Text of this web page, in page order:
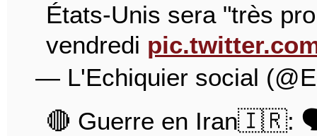
États-Unis sera "très
vendredi
— L'Echiquier social
🔴 Guerre en Iran🇮🇷: